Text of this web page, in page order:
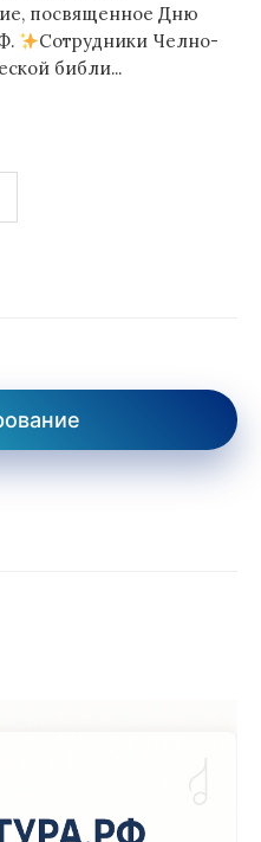
посвященное Дню
Сотрудники Челно-
библи...